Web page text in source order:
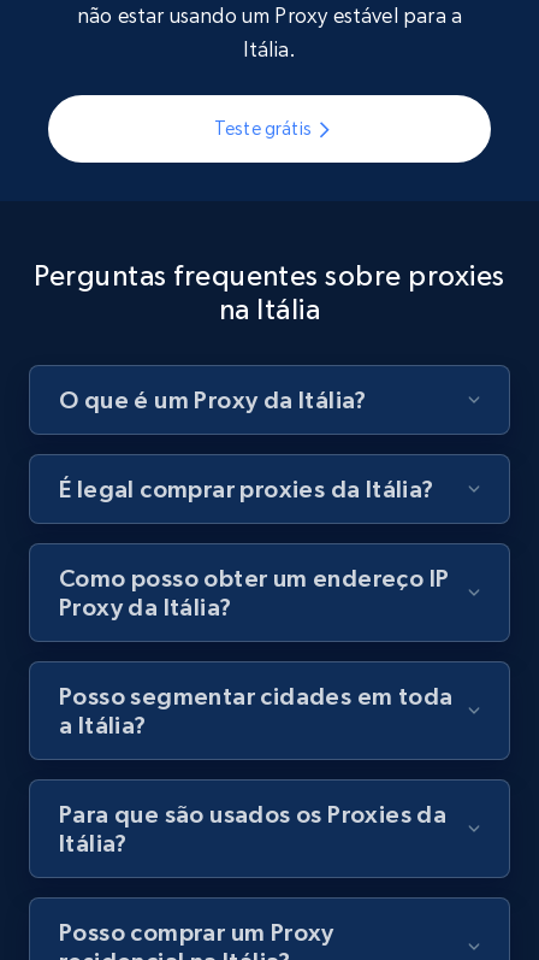
não estar usando um Proxy estável para a
Itália.
Teste grátis
Perguntas frequentes sobre proxies
na Itália
O que é um Proxy da Itália?
É legal comprar proxies da Itália?
Como posso obter um endereço IP
Proxy da Itália?
Posso segmentar cidades em toda
a Itália?
Para que são usados os Proxies da
Itália?
Posso comprar um Proxy